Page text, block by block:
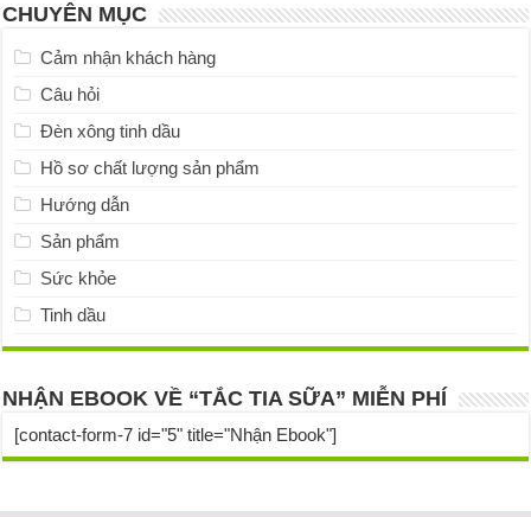
CHUYÊN MỤC
Cảm nhận khách hàng
Câu hỏi
Đèn xông tinh dầu
Hồ sơ chất lượng sản phẩm
Hướng dẫn
Sản phẩm
Sức khỏe
Tinh dầu
NHẬN EBOOK VỀ “TẮC TIA SỮA” MIỄN PHÍ
[contact-form-7 id="5" title="Nhận Ebook"]